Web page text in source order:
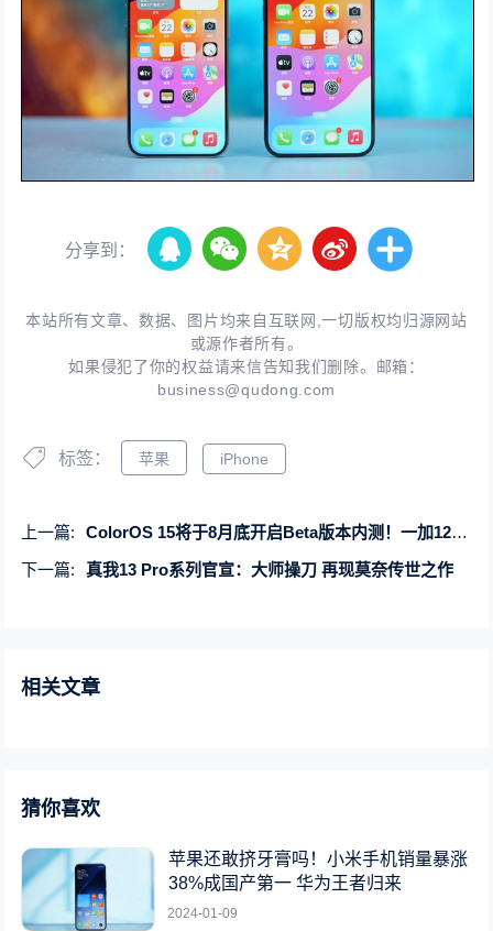
分享到：
本站所有文章、数据、图片均来自互联网,一切版权均归源网站
或源作者所有。
如果侵犯了你的权益请来信告知我们删除。邮箱：
business@qudong.com
标签： 苹果 iPhone
上一篇:
ColorOS 15将于8月底开启Beta版本内测！一加12和OPPO Find X7系列率先尝试
下一篇:
真我13 Pro系列官宣：大师操刀 再现莫奈传世之作
相关文章
猜你喜欢
苹果还敢挤牙膏吗！小米手机销量暴涨
38%成国产第一 华为王者归来
2024-01-09